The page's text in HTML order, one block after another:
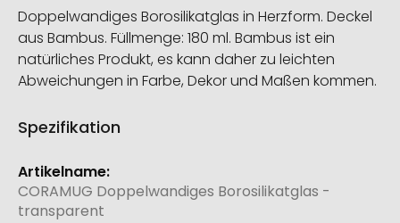
Doppelwandiges Borosilikatglas in Herzform. Deckel
aus Bambus. Füllmenge: 180 ml. Bambus ist ein
natürliches Produkt, es kann daher zu leichten
Abweichungen in Farbe, Dekor und Maßen kommen.
Spezifikation
Weitere
Informationen
CORAMUG Doppelwandiges Borosilikatglas -
transparent